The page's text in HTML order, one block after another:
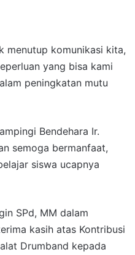
menutup komunikasi kita,
yang bisa kami
peningkatan mutu
Bendehara Ir.
semoga bermanfaat,
siswa ucapnya
SPd, MM dalam
kasih atas Kontribusi
Drumband kepada